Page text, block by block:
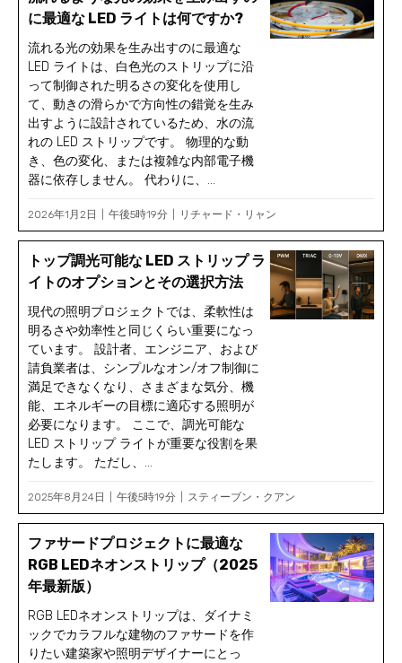
に最適な LED ライトは何ですか?
流れる光の効果を生み出すのに最適な
LED ライトは、白色光のストリップに沿
って制御された明るさの変化を使用し
て、動きの滑らかで方向性の錯覚を生み
出すように設計されているため、水の流
れの LED ストリップです。 物理的な動
き、色の変化、または複雑な内部電子機
器に依存しません。 代わりに、...
2026年1月2日 午後5時19分 リチャード・リャン
トップ調光可能な LED ストリップ ラ
イトのオプションとその選択方法
現代の照明プロジェクトでは、柔軟性は
明るさや効率性と同じくらい重要になっ
ています。 設計者、エンジニア、および
請負業者は、シンプルなオン/オフ制御に
満足できなくなり、さまざまな気分、機
能、エネルギーの目標に適応する照明が
必要になります。 ここで、調光可能な
LED ストリップ ライトが重要な役割を果
たします。 ただし、...
2025年8月24日 午後5時19分 スティーブン・クアン
ファサードプロジェクトに最適な
RGB LEDネオンストリップ（2025
年最新版）
RGB LEDネオンストリップは、ダイナミ
ックでカラフルな建物のファサードを作
りたい建築家や照明デザイナーにとっ